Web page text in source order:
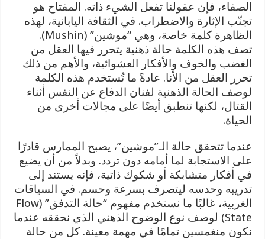
الصفاء، فإن عقولنا تفعل الشيء ذاته. المفتاح هو
تجنّب الإثارة والاضطراب. في الثقافة اليابانية، لهذه
الظاهرة كلمة خاصة، وهي “موشين” (Mushin).
تصف هذه الكلمة حالة ذهنية يتحرر فيها العقل من
الغضب والخوف والأفكار العشوائية، والأهم من ذلك
تحرر العقل من الأنا. عادةً ما تُستخدم هذه الكلمة
لوصف الحالة الذهنية لفنان الدفاع عن النفس أثناء
القتال، لكنها تنطبق أيضًا على مجالات أخرى من
الحياة.
عندما تتحقق حالة الـ”موشين”، يصبح الممارس قادرًا
على الاستجابة لما أمامه دون تردد. وبدلاً من أن يضيع
في أفكار متشابكة أو شكوك ذاتية، فإنه يستند إلى
تدريبه وحدسه ليتصرف بسرعة وحسم. في السياقات
الغربية، غالبًا ما نستخدم مفهوم “حالة التدفق” (Flow
State) لوصف نوع الوضوح الذهني الذي نحققه عندما
نكون منغمسين تمامًا في مهمة معينة. كل من حالة